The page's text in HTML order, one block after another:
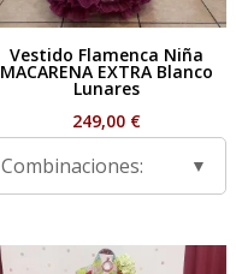
Vestido Flamenca Niña
MACARENA EXTRA Blanco
Lunares
249,00 €
Combinaciones: